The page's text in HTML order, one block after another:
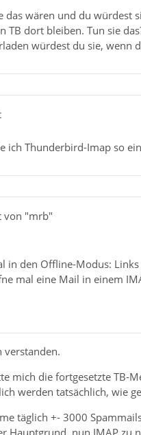
das wären und du würdest
TB dort bleiben. Tun sie
würdest du sie, wenn
ich Thunderbird-Imap so
von "mrb"
in den Offline-Modus:
mal eine Mail in einem
verstanden.
mich die fortgesetzte TB-
werden tatsächlich, wie
täglich +- 3000
Hauptgrund, nun IMAP zu